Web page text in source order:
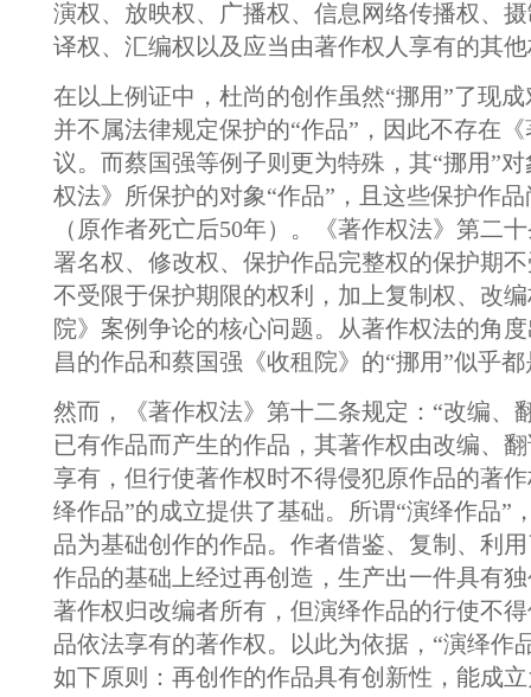
演权、放映权、广播权、信息网络传播权、
译权、汇编权以及应当由著作权人享有的其
在以上例证中，杜尚的创作虽然“挪用”了现
并不属法律规定保护的“作品”，因此不存在
议。而蔡国强等例子则更为特殊，其“挪用”
权法》所保护的对象“作品”，且这些保护作
（原作者死亡后50年）。《著作权法》第二
署名权、修改权、保护作品完整权的保护期
不受限于保护期限的权利，加上复制权、改
院》案例争论的核心问题。从著作权法的角
昌的作品和蔡国强《收租院》的“挪用”似乎
然而，《著作权法》第十二条规定：“改编、
已有作品而产生的作品，其著作权由改编、
享有，但行使著作权时不得侵犯原作品的著
绎作品”的成立提供了基础。所谓“演绎作品”
品为基础创作的作品。作者借鉴、复制、利
作品的基础上经过再创造，生产出一件具有
著作权归改编者所有，但演绎作品的行使不
品依法享有的著作权。以此为依据，“演绎作
如下原则：再创作的作品具有创新性，能成